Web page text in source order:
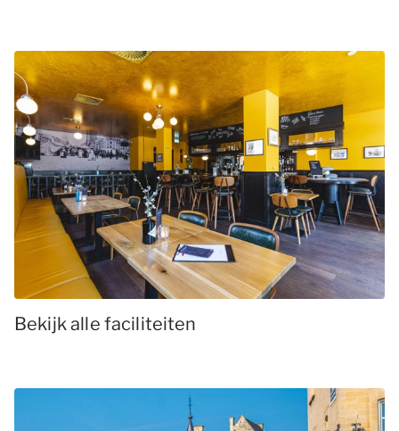
Bekijk alle faciliteiten